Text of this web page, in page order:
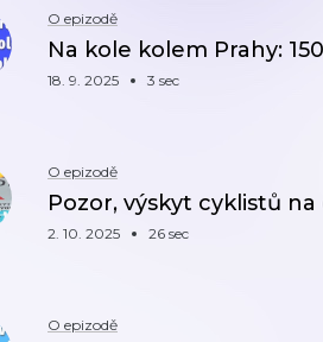
O epizodě
Na kole kolem Prahy:
18. 9. 2025 3 sec
O epizodě
Pozor, výskyt cyklistů na
2. 10. 2025 26 sec
O epizodě